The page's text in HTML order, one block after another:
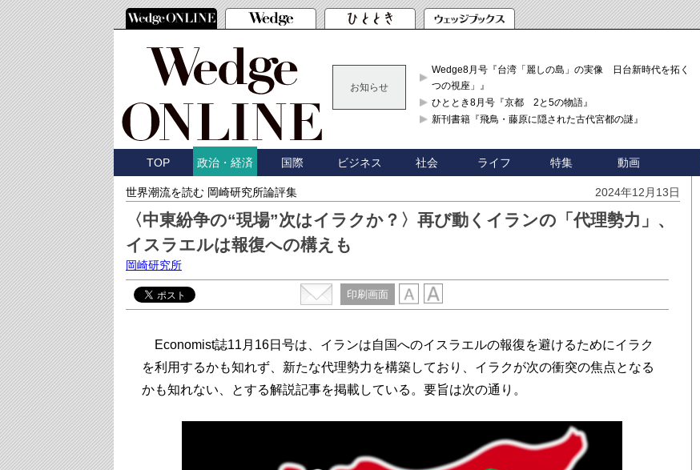
お知らせ
Wedge8月号『台湾「麗しの島」の実像 日台新時代を拓く「3
つの視座」』
ひととき8月号『京都 2と5の物語』
新刊書籍『飛鳥・藤原に隠された古代宮都の謎』
TOP 政治・経済 国際 ビジネス 社会 ライフ 特集 動画
世界潮流を読む 岡崎研究所論評集 2024年12月13日
〈中東紛争の“現場”次はイラクか？〉再び動くイランの「代理勢力」、
イスラエルは報復への構えも
岡崎研究所
印刷画面
Economist誌11月16日号は、イランは自国へのイスラエルの報復を避けるためにイラク
を利用するかも知れず、新たな代理勢力を構築しており、イラクが次の衝突の焦点となる
かも知れない、とする解説記事を掲載している。要旨は次の通り。